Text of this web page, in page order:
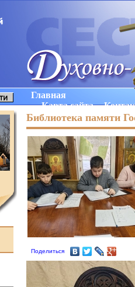
Главная
Карта сайта
Библиотека памяти
Поделиться